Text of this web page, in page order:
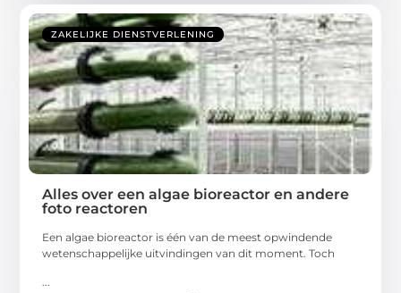
ZAKELIJKE DIENSTVERLENING
Alles over een algae bioreactor en andere
foto reactoren
Een algae bioreactor is één van de meest opwindende
wetenschappelijke uitvindingen van dit moment. Toch
...